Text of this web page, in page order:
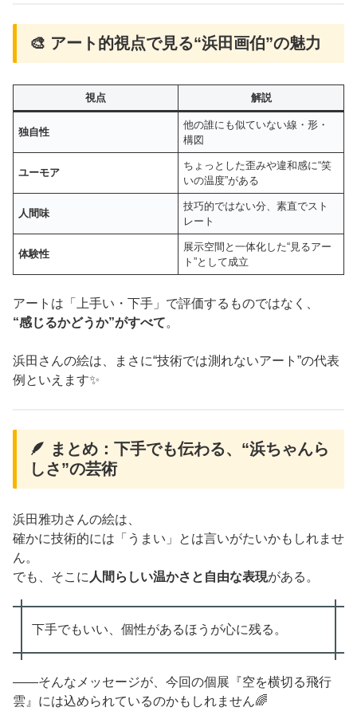
🎨 アート的視点で見る“浜田画伯”の魅力
視点 解説
独自性
他の誰にも似ていない線・形・
構図
ユーモア
ちょっとした歪みや違和感に“笑
いの温度”がある
人間味
技巧的ではない分、素直でスト
レート
体験性
展示空間と一体化した“見るアー
ト”として成立
アートは「上手い・下手」で評価するものではなく、
“感じるかどうか”がすべて。
浜田さんの絵は、まさに“技術では測れないアート”の代表
例といえます✨
🪶 まとめ：下手でも伝わる、“浜ちゃんら
しさ”の芸術
浜田雅功さんの絵は、
確かに技術的には「うまい」とは言いがたいかもしれませ
ん。
でも、そこに 人間らしい温かさと自由な表現がある。
下手でもいい、個性があるほうが心に残る。
――そんなメッセージが、今回の個展『空を横切る飛行
雲』には込められているのかもしれません🌈